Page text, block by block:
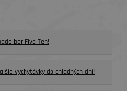
ber Five Ten!
vychytávky do chladných dní!